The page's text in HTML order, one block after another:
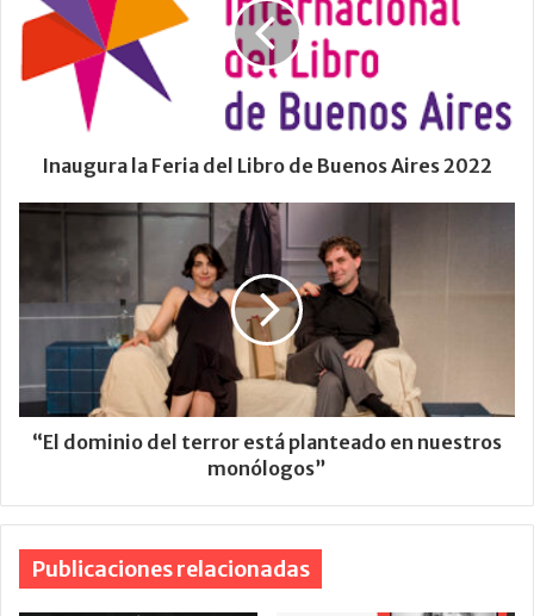
Inaugura la Feria del Libro de Buenos Aires 2022
“El dominio del terror está planteado en nuestros
monólogos”
Publicaciones relacionadas